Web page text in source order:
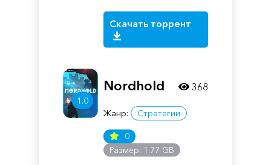
Скачать торрент
1.0
Nordhold
Жанр: Стратегии
0
Размер: 1.77 GB
368